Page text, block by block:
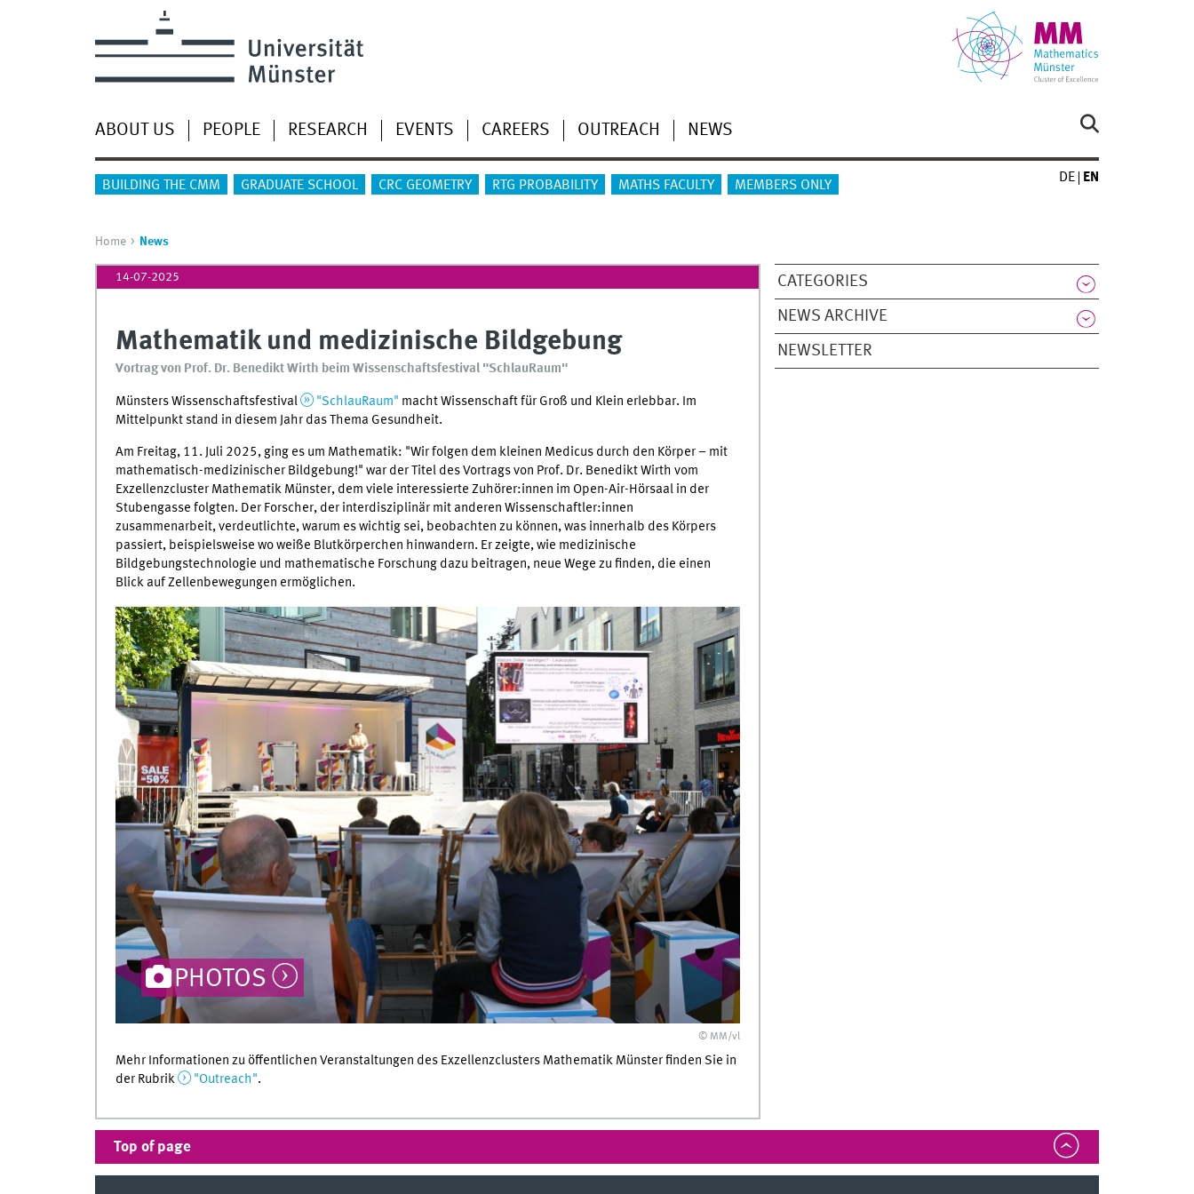
ABOUT US PEOPLE RESEARCH EVENTS CAREERS OUTREACH NEWS
BUILDING THE CMM GRADUATE SCHOOL CRC GEOMETRY RTG PROBABILITY MATHS FACULTY MEMBERS ONLY
DE EN
Home News
CATEGORIES
NEWS ARCHIVE
NEWSLETTER
14-07-2025
Mathematik und medizinische Bildgebung
Vortrag von Prof. Dr. Benedikt Wirth beim Wissenschaftsfestival "SchlauRaum"
Münsters Wissenschaftsfestival "SchlauRaum" macht Wissenschaft für Groß und Klein erlebbar. Im
Mittelpunkt stand in diesem Jahr das Thema Gesundheit.
Am Freitag, 11. Juli 2025, ging es um Mathematik: "Wir folgen dem kleinen Medicus durch den Körper – mit
mathematisch-medizinischer Bildgebung!" war der Titel des Vortrags von Prof. Dr. Benedikt Wirth vom
Exzellenzcluster Mathematik Münster, dem viele interessierte Zuhörer:innen im Open-Air-Hörsaal in der
Stubengasse folgten. Der Forscher, der interdisziplinär mit anderen Wissenschaftler:innen
zusammenarbeit, verdeutlichte, warum es wichtig sei, beobachten zu können, was innerhalb des Körpers
passiert, beispielsweise wo weiße Blutkörperchen hinwandern. Er zeigte, wie medizinische
Bildgebungstechnologie und mathematische Forschung dazu beitragen, neue Wege zu finden, die einen
Blick auf Zellenbewegungen ermöglichen.
PHOTOS
© MM/vl
Mehr Informationen zu öffentlichen Veranstaltungen des Exzellenzclusters Mathematik Münster finden Sie in
der Rubrik
"Outreach".
Top of page